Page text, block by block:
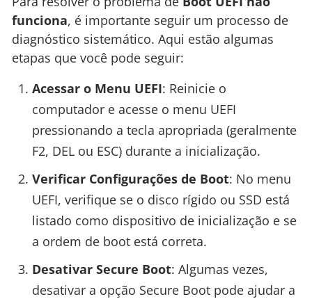
funciona, é importante seguir um processo de
diagnóstico sistemático. Aqui estão algumas
etapas que você pode seguir:
Acessar o Menu UEFI: Reinicie o
computador e acesse o menu UEFI
pressionando a tecla apropriada (geralmente
F2, DEL ou ESC) durante a inicialização.
Verificar Configurações de Boot: No menu
UEFI, verifique se o disco rígido ou SSD está
listado como dispositivo de inicialização e se
a ordem de boot está correta.
Desativar Secure Boot: Algumas vezes,
desativar a opção Secure Boot pode ajudar a